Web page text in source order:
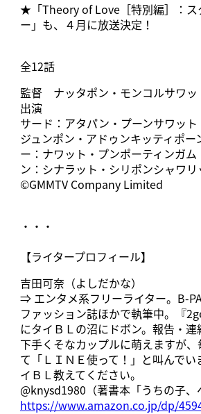
★「Theory of Love［特別編］：ス
ー」も、４月に放送決定！
全12話
監督 ナッタポン・モンコルサワッ
出演
サード：アタパン・プーンサワット
ジュンポン・アドゥンキッティポー
ー：ナワット・プンポーティンガ
ン：シナラット・シリポンシャワリ
©GMMTV Company Limited
・・・
【ライタープロフィール】
吉田可奈（よしだかな）
⇒ エンタメ系フリーライター。B-
ファッション誌ほかで執筆中。『
にタイＢＬの沼にドボン。報告・
下手くそなカップルに萌えますが
て「ＬＩＮＥ使って！」と叫んでい
イＢＬ教えてください。
@knysd1980（著書本「うちの子、
https://www.amazon.co.jp/dp/